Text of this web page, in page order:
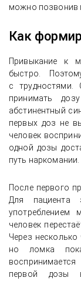
можно позвонив
Как
Привыкание к
быстро.
с трудностями.
принимать
абстинентный
первых доз не
человек
одной дозы
путь наркомании.
После первого
Для
употреблением
человек
Через
но ломка
первой дозы